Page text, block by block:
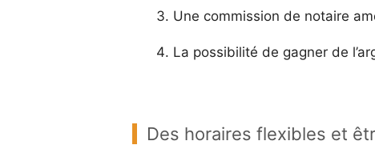
Une commission de notaire
La possibilité de gagner de
Des horaires flexibles et